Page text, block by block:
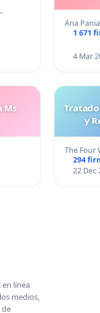
Ana
1 671
4 Mar
Ms
y
The Four
294
22 Dec
línea
medios,
de